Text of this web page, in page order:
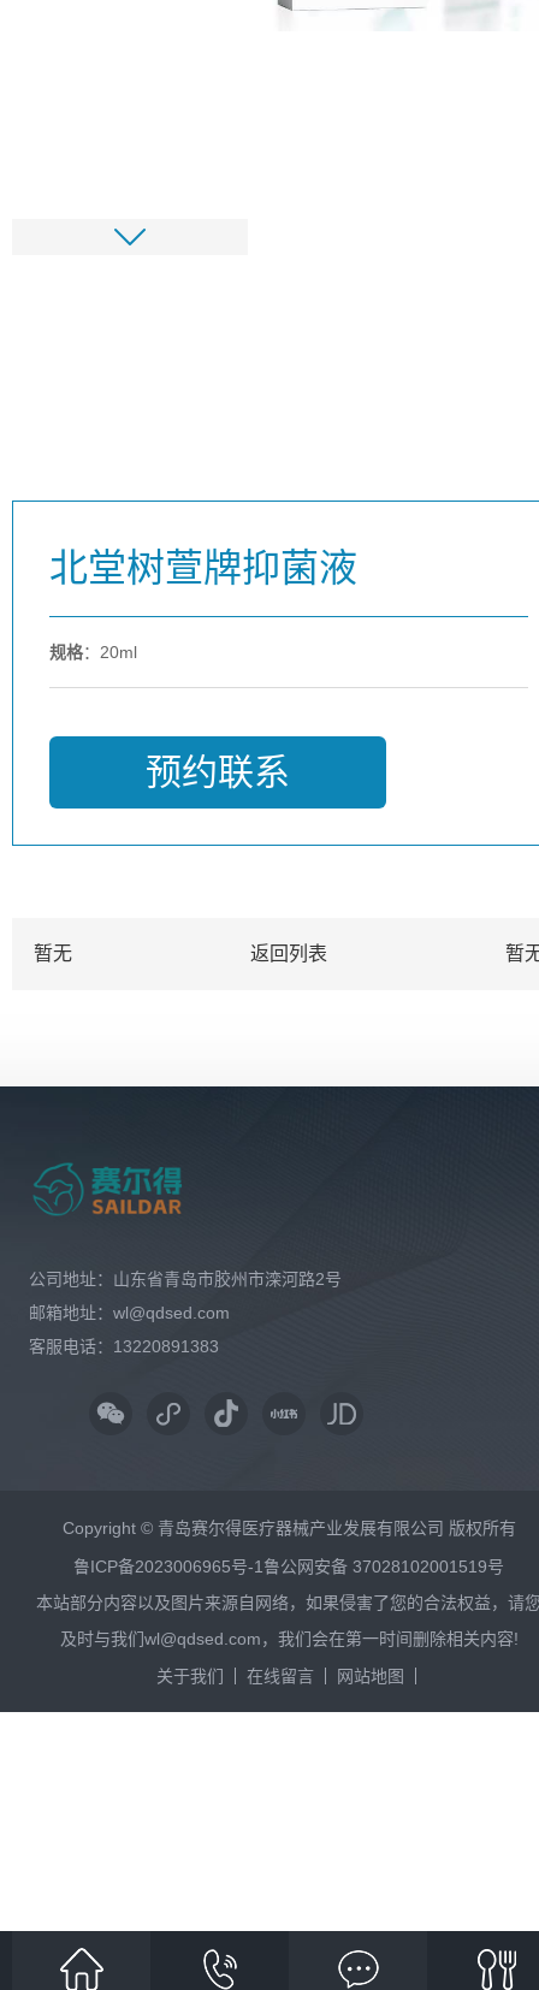
北堂树萱牌抑菌液
规格：20ml
预约联系
暂无 返回列表 暂
公司地址：山东省青岛市胶州市滦河路2号
邮箱地址：wl@qdsed.com
客服电话：13220891383
Copyright © 青岛赛尔得医疗器械产业发展有限公司 版权所有
鲁ICP备2023006965号-1 鲁公网安备 37028102001519号
本站部分内容以及图片来源自网络，如果侵害了您的合法权益，请
及时与我们wl@qdsed.com，我们会在第一时间删除相关内容!
关于我们
在线留言 网站地图